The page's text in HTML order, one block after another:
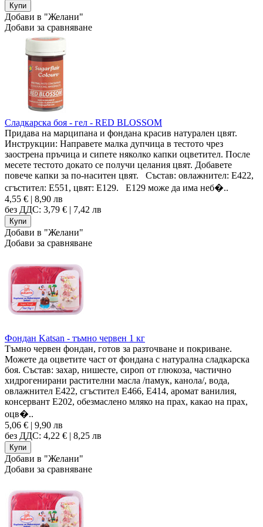
Добави в "Желани"
Добави за сравняване
Сладкарска боя - гел - RED BLOSSOM
Придава на марципана и фондана красив натурален цвят.
Инструкции: Направете малка дупчица в тестото чрез
заострена пръчица и сипете няколко капки оцветител. После
месете тестото докато се получи целания цвят. Добавете
повече капки за по-наситен цвят. Състав: овлажнител: E422,
сгъстител: E551, цвят: E129. Е129 може да има неб�..
4,55 € | 8,90 лв
без ДДС: 3,79 € | 7,42 лв
Добави в "Желани"
Добави за сравняване
Фондан Katsan - тъмно червен 1 кг
Тъмно червен фондан, готов за разточване и покриване.
Можете да оцветите част от фондана с натурална сладкарска
боя. Състав: захар, нишесте, сироп от глюкоза, частично
хидрогенирани растителни масла /памук, канола/, вода,
овлажнител E422, сгъстител E466, Е414, аромат ванилия,
консервант Е202, обезмаслено мляко на прах, какао на прах,
оцв�..
5,06 € | 9,90 лв
без ДДС: 4,22 € | 8,25 лв
Добави в "Желани"
Добави за сравняване